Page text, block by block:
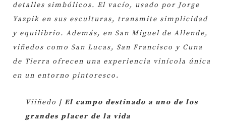
detalles simbólicos. El vacío, usado por Jorge
Yazpik en sus esculturas, transmite simplicidad
y equilibrio. Además, en San Miguel de Allende,
viñedos como San Lucas, San Francisco y Cuna
de Tierra ofrecen una experiencia vinícola única
en un entorno pintoresco.
Viiñedo | El campo destinado a uno de los
grandes placer de la vida